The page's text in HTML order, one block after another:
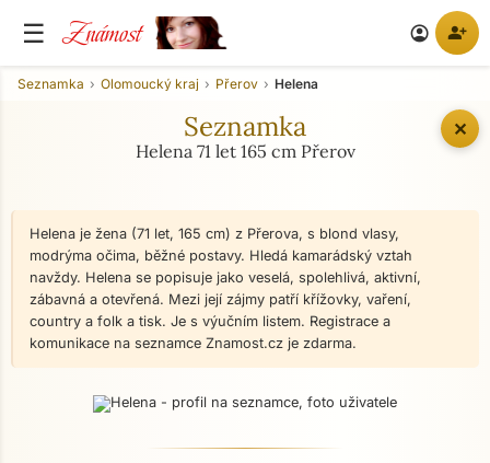
☰ Známost account_circle person_add
✕
Seznamka Olomoucký kraj Přerov Helena
Seznamka
Helena 71 let 165 cm Přerov
Helena je žena (71 let, 165 cm) z Přerova, s blond vlasy,
modrýma očima, běžné postavy. Hledá kamarádský vztah
navždy. Helena se popisuje jako veselá, spolehlivá, aktivní,
zábavná a otevřená. Mezi její zájmy patří křížovky, vaření,
country a folk a tisk. Je s výučním listem. Registrace a
komunikace na seznamce Znamost.cz je zdarma.